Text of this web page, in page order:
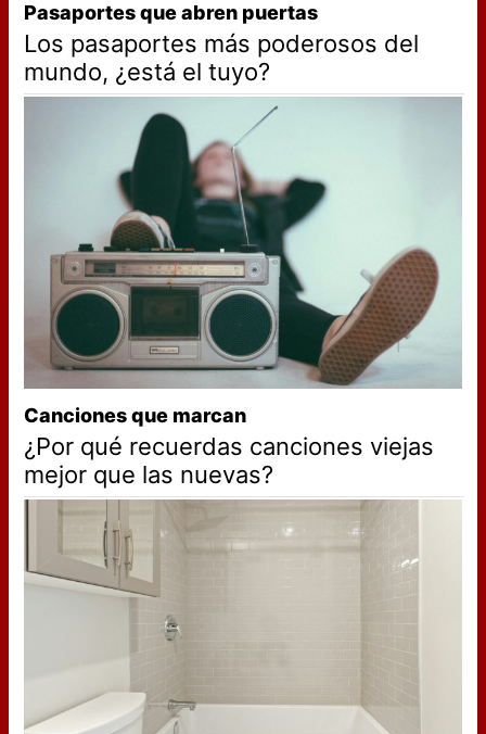
Pasaportes que abren puertas
Los pasaportes más poderosos del
mundo, ¿está el tuyo?
Canciones que marcan
¿Por qué recuerdas canciones viejas
mejor que las nuevas?